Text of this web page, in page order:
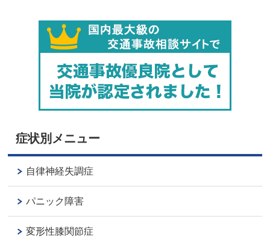
症状別メニュー
自律神経失調症
パニック障害
変形性膝関節症